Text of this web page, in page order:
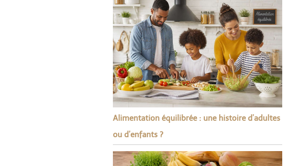
Alimentation équilibrée : une histoire d’adultes
ou d’enfants ?